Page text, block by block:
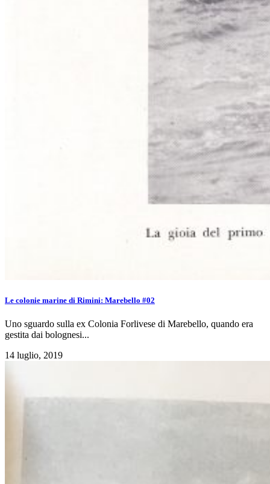
Le colonie marine di Rimini: Marebello #02
Uno sguardo sulla ex Colonia Forlivese di Marebello, quando era
gestita dai bolognesi...
14 luglio, 2019